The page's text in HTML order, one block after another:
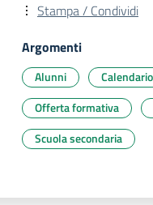
Stampa / Condividi
Argomenti
Alunni Calendario
Offerta formativa
Scuola secondaria